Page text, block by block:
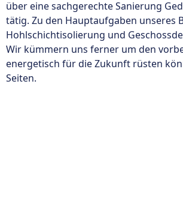
über eine sachgerechte Sanierung
tätig. Zu den Hauptaufgaben unseres
Hohlschichtisolierung und
Wir kümmern uns ferner um den
energetisch für die Zukunft rüsten
Seiten.